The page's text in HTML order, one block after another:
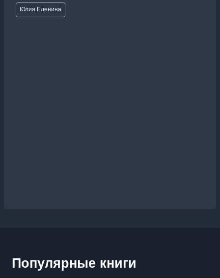
Метки
записи:
Юлия Еленина
Популярные книги